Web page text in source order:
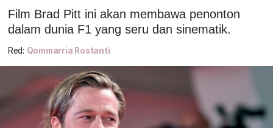
Film Brad Pitt ini akan membawa penonton
dalam dunia F1 yang seru dan sinematik.
Red: Qommarria Rostanti